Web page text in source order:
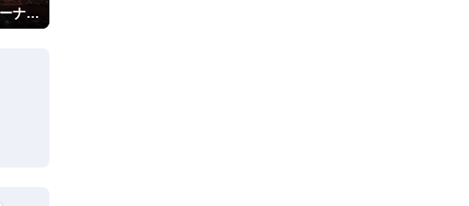
第24回かごしま錦江湾サマーナイト大花火大会